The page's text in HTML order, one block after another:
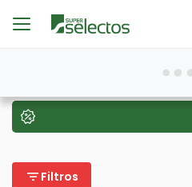
filter_list Filtros